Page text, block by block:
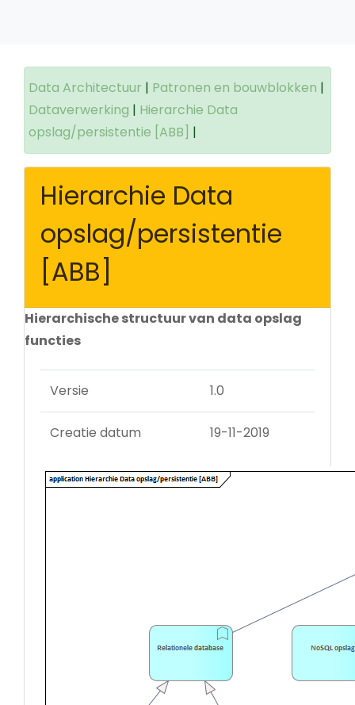
Data Architectuur | Patronen en bouwblokken |
Dataverwerking | Hierarchie Data
opslag/persistentie [ABB] |
Hierarchie Data
opslag/persistentie
[ABB]
Hierarchische structuur van data opslag
functies
Versie 1.0
Creatie datum 19-11-2019